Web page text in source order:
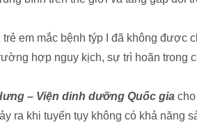
em mắc bệnh týp I đã không được
hợp nguy kịch, sự trì hoãn trong
– Viện dinh dưỡng Quốc gia
ra khi tuyến tụy không có khả năng